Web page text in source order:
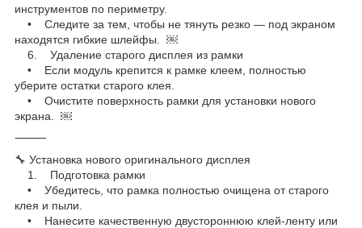
инструментов по периметру.
• Следите за тем, чтобы не тянуть резко — под экраном
находятся гибкие шлейфы. ￼
6. Удаление старого дисплея из рамки
• Если модуль крепится к рамке клеем, полностью
уберите остатки старого клея.
• Очистите поверхность рамки для установки нового
экрана. ￼
⸻
🔧 Установка нового оригинального дисплея
1. Подготовка рамки
• Убедитесь, что рамка полностью очищена от старого
клея и пыли.
• Нанесите качественную двустороннюю клей-ленту или